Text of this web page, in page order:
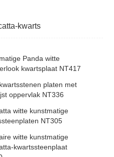
kwarts
Panda witte
kwartsplaat NT417
platen met
oppervlak NT336
witte kunstmatige
NT305
witte kunstmatige
kwartssteenplaat